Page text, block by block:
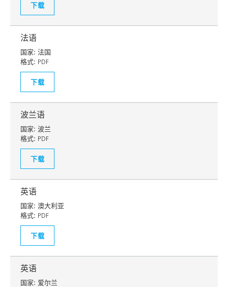
下载
法语
国家: 法国
格式: PDF
下载
波兰语
国家: 波兰
格式: PDF
下载
英语
国家: 澳大利亚
格式: PDF
下载
英语
国家: 爱尔兰